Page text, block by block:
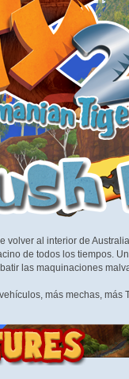
volver al interior de
de todos los tiempos.
las maquinaciones
más mechas,